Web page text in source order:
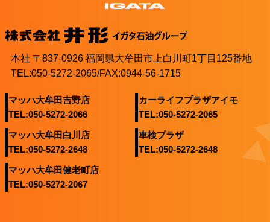
本社 〒837-0926 福岡県大牟田市上白川町1丁目125番地
TEL:050-5272-2065/FAX:0944-56-1715
マッハ大牟田吉野店
TEL:050-5272-2066
カーライフプラザアイモ
TEL:050-5272-2065
マッハ大牟田白川店
TEL:050-5272-2648
車検プラザ
TEL:050-5272-2648
マッハ大牟田健老町店
TEL:050-5272-2067